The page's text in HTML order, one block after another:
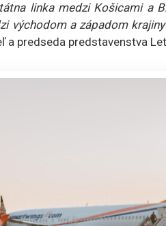
linka medzi Košicami a
východom a západom
a predseda predstavenstva